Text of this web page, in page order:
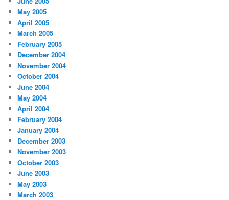
May 2005
April 2005
March 2005
February 2005
December 2004
November 2004
October 2004
June 2004
May 2004
April 2004
February 2004
January 2004
December 2003
November 2003
October 2003
June 2003
May 2003
March 2003